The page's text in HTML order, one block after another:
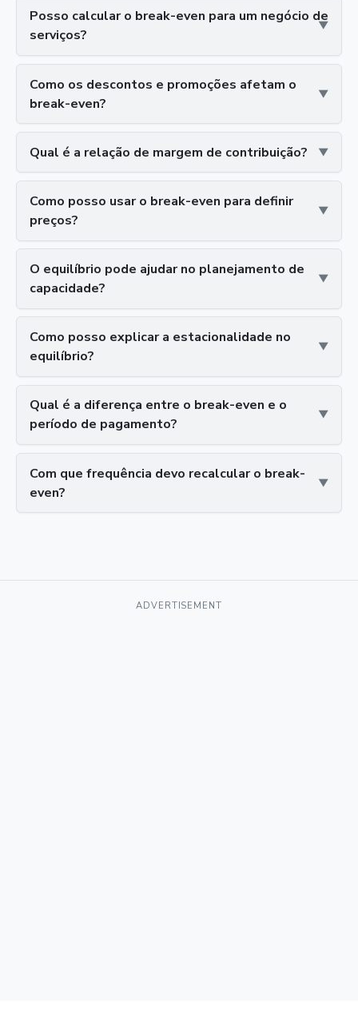
Posso calcular o break-even para um negócio de
serviços?
Como os descontos e promoções afetam o
break-even?
Qual é a relação de margem de contribuição?
Como posso usar o break-even para definir
preços?
O equilíbrio pode ajudar no planejamento de
capacidade?
Como posso explicar a estacionalidade no
equilíbrio?
Qual é a diferença entre o break-even e o
período de pagamento?
Com que frequência devo recalcular o break-
even?
ADVERTISEMENT